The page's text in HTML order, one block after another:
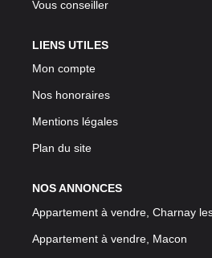
Vous conseiller
LIENS UTILES
Mon compte
Nos honoraires
Mentions légales
Plan du site
NOS ANNONCES
Appartement à vendre, Charnay
Appartement à vendre, Macon